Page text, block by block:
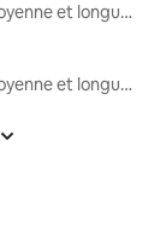
Locations moyenne et longue durée
Locations moyenne et longue durée